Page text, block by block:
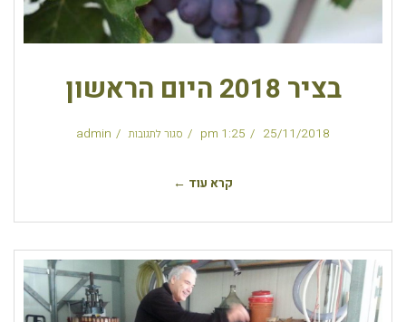
בציר 2018 היום הראשון
25/11/2018
1:25 pm סגור לתגובות admin
קרא עוד ←